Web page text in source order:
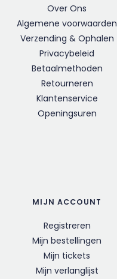
Over Ons
Algemene voorwaarden
Verzending & Ophalen
Privacybeleid
Betaalmethoden
Retourneren
Klantenservice
Openingsuren
MIJN ACCOUNT
Registreren
Mijn bestellingen
Mijn tickets
Mijn verlanglijst